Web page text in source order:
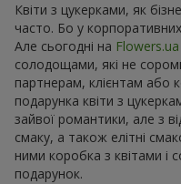
Квіти з цукерками, як
часто. Бо у
Але сьогодні на Flowers.ua
солодощами, які не
партнерам, клієнтам або
подарунка квіти з
зайвої романтики, але з
смаку, а також елітні
ними коробка з квітами
подарунок.